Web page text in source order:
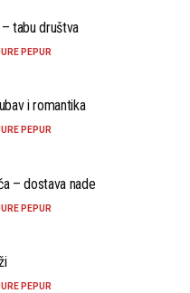
tabu društva
PEPUR
i romantika
PEPUR
– dostava nade
PEPUR
PEPUR